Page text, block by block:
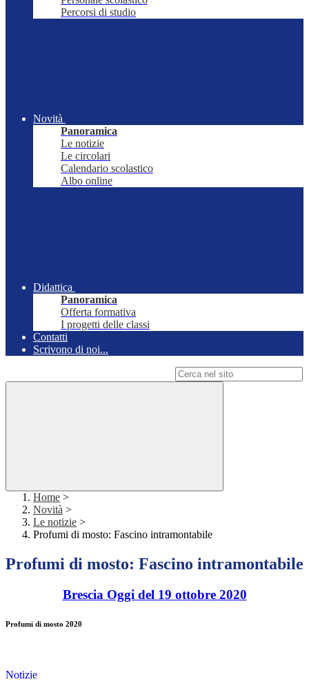
Percorsi di studio
Novità
Panoramica
Le notizie
Le circolari
Calendario scolastico
Albo online
Didattica
Panoramica
Offerta formativa
I progetti delle classi
Contatti
Scrivono di noi...
Home >
Novità >
Le notizie >
Profumi di mosto: Fascino intramontabile
Profumi di mosto: Fascino intramontabile
Brescia Oggi del 19 ottobre 2020
Profumi di mosto 2020
Notizie